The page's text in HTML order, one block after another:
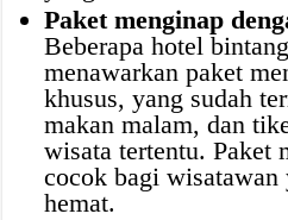
Paket menginap
Beberapa hotel
menawarkan paket
khusus, yang sudah
makan malam, dan
wisata tertentu. Paket
cocok bagi
hemat.